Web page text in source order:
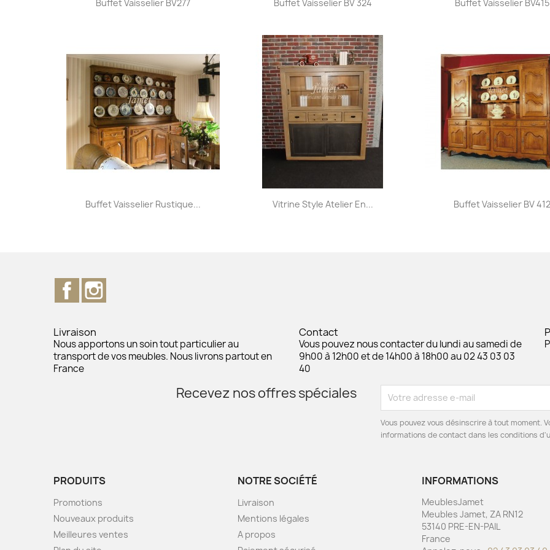
Buffet Vaisselier BV277 Buffet Vaisselier BV 324 Buffet Vaisselier BV415
Aperçu rapide
Buffet Vaisselier Rustique... Aperçu rapide
Vitrine Style Atelier En... Aperçu rapide
Buffet Vaisselier BV 412
Facebook
Livraison
Nous apportons un soin tout particulier au
transport de vos meubles. Nous livrons partout en
France
Contact
Vous pouvez nous contacter du lundi au samedi de
9h00 à 12h00 et de 14h00 à 18h00 au 02 43 03 03
40
Recevez nos offres spéciales
Vous pouvez vous désinscrire à tout moment.
informations de contact dans les conditions
PRODUITS
Promotions
Nouveaux produits
Meilleures ventes
NOTRE SOCIÉTÉ
Livraison
Mentions légales
A propos
INFORMATIONS
MeublesJamet
Meubles Jamet, ZA RN12
53140 PRE-EN-PAIL
France